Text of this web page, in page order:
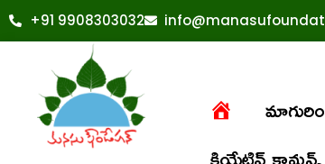
+91 9908303032